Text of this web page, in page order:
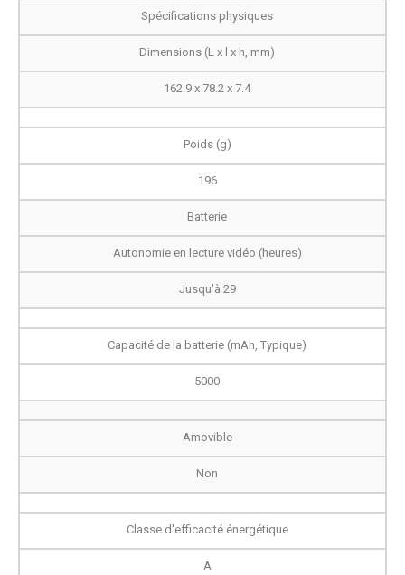
Spécifications physiques
Dimensions (L x l x h, mm)
162.9 x 78.2 x 7.4
Poids (g)
196
Batterie
Autonomie en lecture vidéo (heures)
Jusqu'à 29
Capacité de la batterie (mAh, Typique)
5000
Amovible
Non
Classe d'efficacité énergétique
A